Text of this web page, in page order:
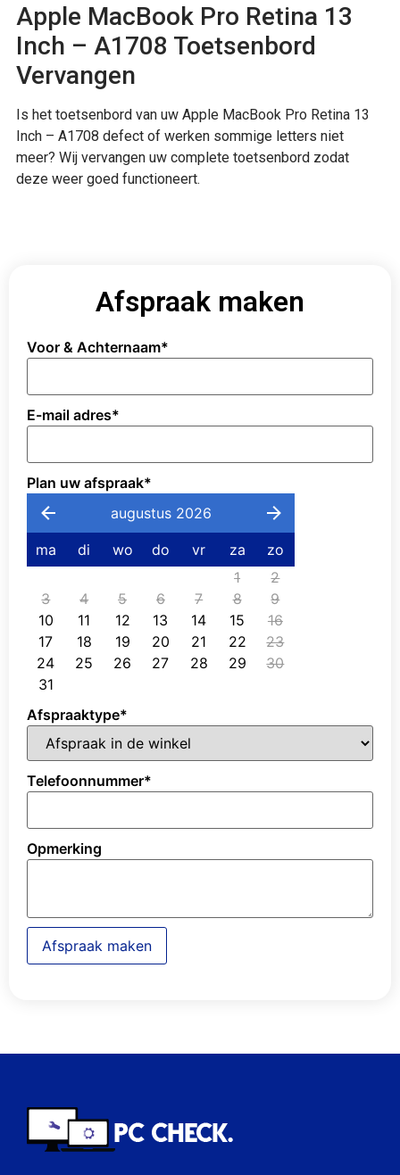
Apple MacBook Pro Retina 13
Inch – A1708 Toetsenbord
Vervangen
Is het toetsenbord van uw Apple MacBook Pro Retina 13
Inch – A1708 defect of werken sommige letters niet
meer? Wij vervangen uw complete toetsenbord zodat
deze weer goed functioneert.
Afspraak maken
Voor & Achternaam*
E-mail adres*
Plan uw afspraak*
augustus 2026
ma di wo do vr za
zo
1
2
3
4 5 6 7 8
9
10
11 12 13 14 15
16
17
18 19 20 21 22
23
24
25 26 27 28 29
30
31
Afspraaktype*
Telefoonnummer*
Opmerking
Afspraak maken